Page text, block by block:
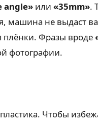
angle» или «35mm».
машина не выдаст
плёнки. Фразы вроде
фотографии.
Чтобы